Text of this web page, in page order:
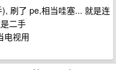
刷了 pe,相当哇塞... 就是连
二手
电视用